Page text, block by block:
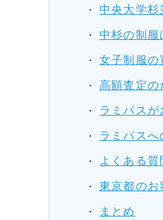
中央大学杉
中杉の制
女子制服の
高額査定の
ラミパス
ラミパス
よくある質
東京都の
まとめ